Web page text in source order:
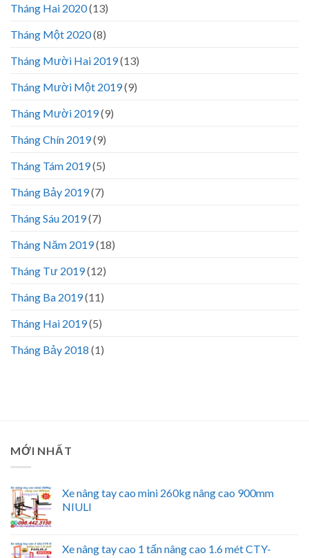
Tháng Hai 2020(13)
Tháng Một 2020(8)
Tháng Mười Hai 2019(13)
Tháng Mười Một 2019(9)
Tháng Mười 2019(9)
Tháng Chín 2019(9)
Tháng Tám 2019(5)
Tháng Bảy 2019(7)
Tháng Sáu 2019(7)
Tháng Năm 2019(18)
Tháng Tư 2019(12)
Tháng Ba 2019(11)
Tháng Hai 2019(5)
Tháng Bảy 2018 (1)
MỚI NHẤT
Xe nâng tay cao mini 260kg nâng cao 900mm
NIULI
Xe nâng tay cao 1 tấn nâng cao 1.6 mét CTY-